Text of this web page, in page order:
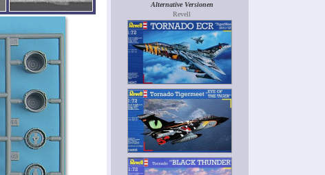
Alternative Versionen
Revell